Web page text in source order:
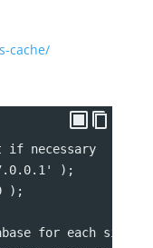
cache/
if necessary
);
);
for each site